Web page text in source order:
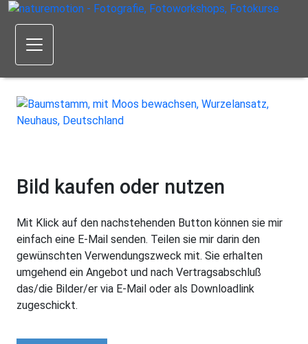
Bild kaufen oder nutzen
Mit Klick auf den nachstehenden Button können sie mir
einfach eine E-Mail senden. Teilen sie mir darin den
gewünschten Verwendungszweck mit. Sie erhalten
umgehend ein Angebot und nach Vertragsabschluß
das/die Bilder/er via E-Mail oder als Downloadlink
zugeschickt.